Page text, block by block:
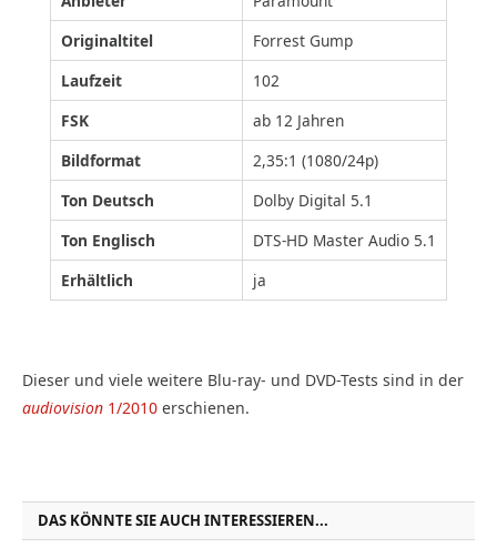
Originaltitel
Forrest Gump
Laufzeit
102
FSK
ab 12 Jahren
Bildformat
2,35:1 (1080/24p)
Ton Deutsch
Dolby Digital 5.1
Ton Englisch
DTS-HD Master Audio 5.1
Erhältlich
ja
Dieser und viele weitere Blu-ray- und DVD-Tests sind in der
audiovision 1/2010 erschienen.
DAS KÖNNTE SIE AUCH INTERESSIEREN...